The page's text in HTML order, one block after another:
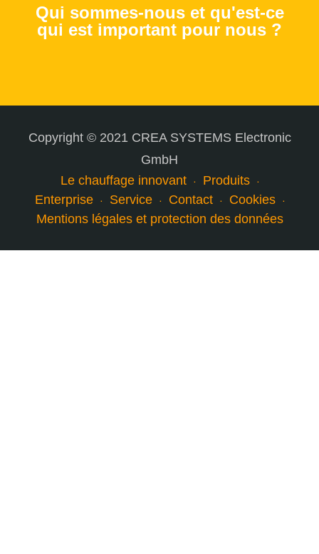
Qui sommes-nous et qu'est-ce
qui est important pour nous ?
Copyright © 2021 CREA SYSTEMS Electronic
GmbH
Le chauffage innovant
Produits
Enterprise
Service Contact
Cookies
Mentions légales et protection des données